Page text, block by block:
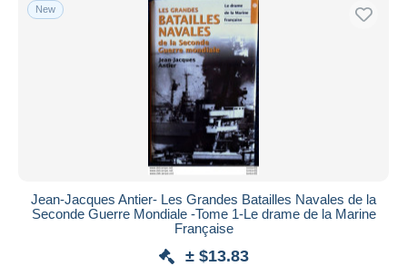
New
Jean-Jacques Antier- Les Grandes Batailles Navales de la
Seconde Guerre Mondiale -Tome 1-Le drame de la Marine
Française
± $13.83